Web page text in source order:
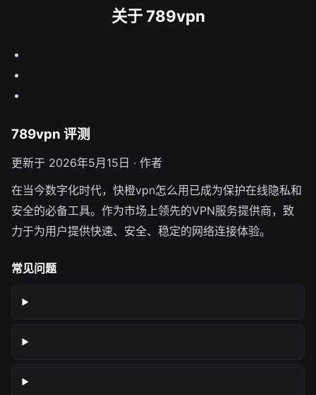
关于 789vpn
789vpn 评测
更新于 2026年5月15日 · 作者
在当今数字化时代，快橙vpn怎么用已成为保护在线隐私和
安全的必备工具。作为市场上领先的VPN服务提供商，致
力于为用户提供快速、安全、稳定的网络连接体验。
常见问题